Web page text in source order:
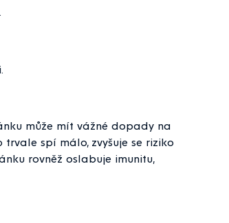
může mít vážné dopady na
spí málo, zvyšuje se riziko
rovněž oslabuje imunitu,